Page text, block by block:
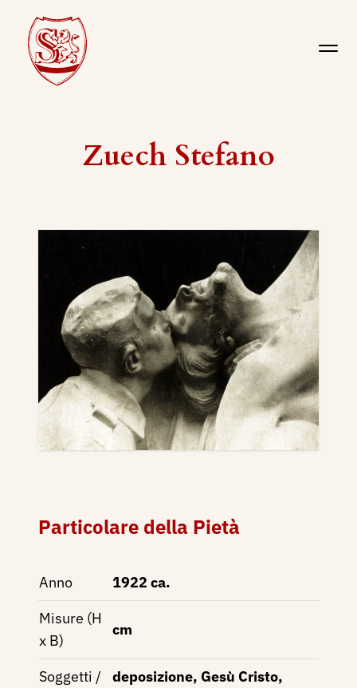
Zuech Stefano
Particolare della Pietà
Anno
1922 ca.
Misure (H
x B)
cm
Soggetti /
deposizione, Gesù Cristo,